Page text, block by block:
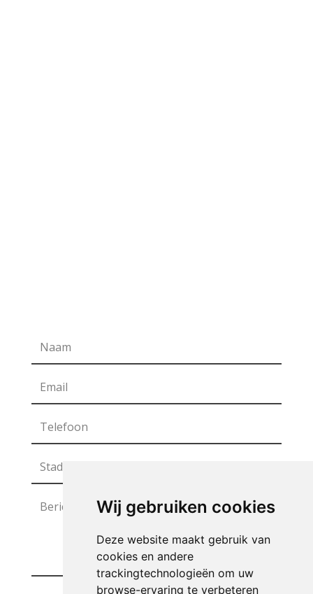
Wij gebruiken cookies
Deze website maakt gebruik van
cookies en andere
trackingtechnologieën om uw
browse-ervaring te verbeteren